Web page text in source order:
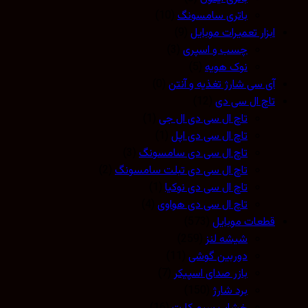
باتری سامسونگ(10)
تعمیرات موبایل(9)
چسب و اسپری(3)
نوک هویه(5)
سی شارژ تغذیه و آنتن(0)
ال سی دی(12)
تاچ ال سی دی ال جی(1)
تاچ ال سی دی اپل(1)
تاچ ال سی دی سامسونگ(3)
تاچ ال سی دی تبلت سامسونگ(2)
تاچ ال سی دی نوکیا (1)
تاچ ال سی دی هواوی(4)
موبایل(573)
شیشه لنز(259)
دوربین گوشی(11)
بازر صدای اسپیکر(7)